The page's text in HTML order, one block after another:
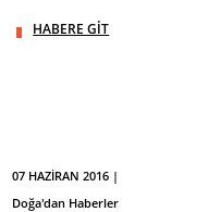
HABERE GİT
07 HAZİRAN 2016 |
Doğa'dan Haberler